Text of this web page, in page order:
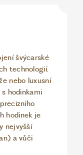
švýcarské
technologií.
nebo luxusní
hodinkami
hodinek je
nejvyšší
a vůči